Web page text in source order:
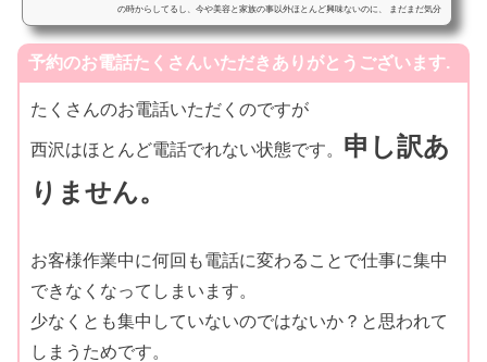
の時からしてるし、今や美容と家族の事以外ほとんど興味ないのに、 まだまだ気分
は駆け出しです ...
予約のお電話たくさんいただきありがとうございます.
たくさんのお電話いただくのですが
西沢はほとんど電話でれない状態です。 申し訳あ
りません。
お客様作業中に何回も電話に変わることで仕事に集中
できなくなってしまいます。
少なくとも集中していないのではないか？と思われて
しまうためです。